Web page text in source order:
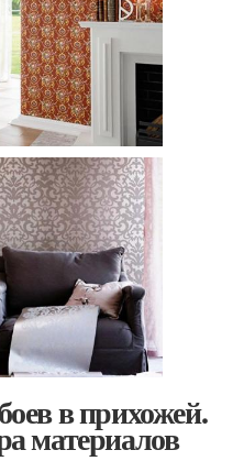
в прихожей.
материалов